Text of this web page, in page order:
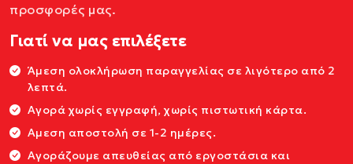
προσφορές μας.
Γιατί να μας επιλέξετε
Άμεση ολοκλήρωση παραγγελίας σε λιγότερο από 2
λεπτά.
Αγορά χωρίς εγγραφή, χωρίς πιστωτική κάρτα.
Αμεση αποστολή σε 1-2 ημέρες.
Αγοράζουμε απευθείας από εργοστάσια και